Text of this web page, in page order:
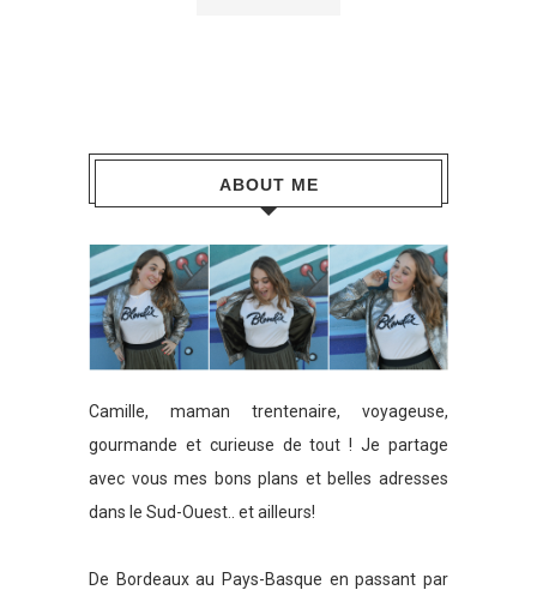
ABOUT ME
Camille, maman trentenaire, voyageuse,
gourmande et curieuse de tout ! Je partage
avec vous mes bons plans et belles adresses
dans le Sud-Ouest.. et ailleurs!
De Bordeaux au Pays-Basque en passant par